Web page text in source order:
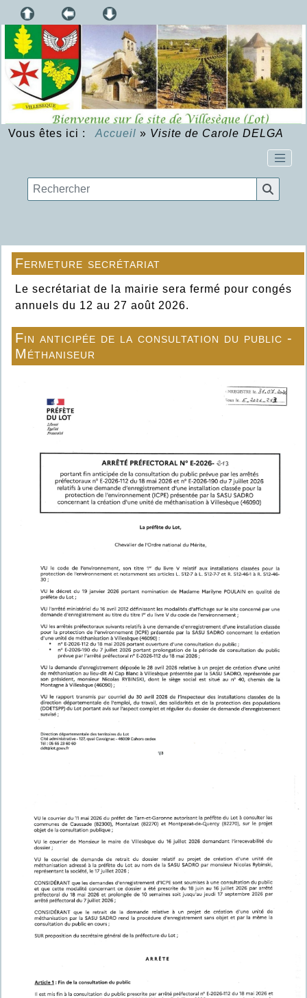
Vous êtes ici : Accueil » Visite de Carole DELGA
Fermeture secrétariat
Le secrétariat de la mairie sera fermé pour congés
annuels du 12 au 27 août 2026.
Fin anticipée de la consultation du public -
Méthaniseur